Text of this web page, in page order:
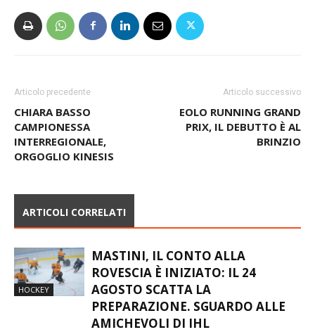
Articolo precedente
CHIARA BASSO
CAMPIONESSA
INTERREGIONALE,
ORGOGLIO KINESIS
Articolo successivo
EOLO RUNNING GRAND
PRIX, IL DEBUTTO È AL
BRINZIO
ARTICOLI CORRELATI
HOCKEY
MASTINI, IL CONTO ALLA
ROVESCIA È INIZIATO: IL 24
AGOSTO SCATTA LA
PREPARAZIONE. SGUARDO ALLE
AMICHEVOLI DI IHL